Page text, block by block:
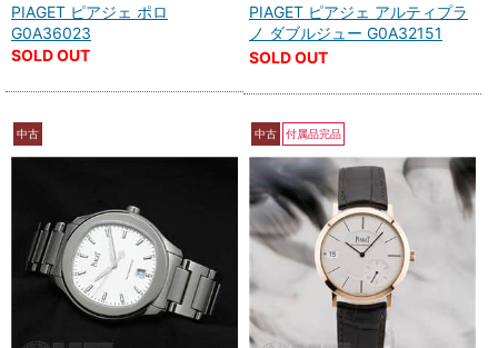
PIAGET ピアジェ ポロ
G0A36023
SOLD OUT
PIAGET ピアジェ アルティプラ
ノ ダブルジュー G0A32151
SOLD OUT
中古 中古 付属品完品